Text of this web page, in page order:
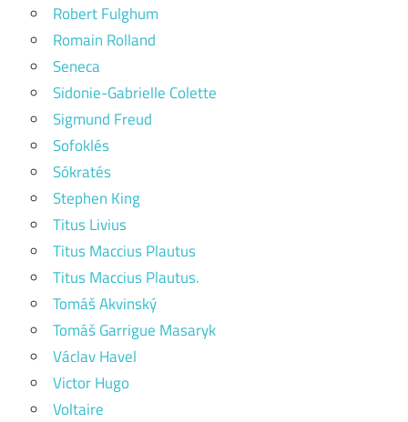
Robert Fulghum
Romain Rolland
Seneca
Sidonie-Gabrielle Colette
Sigmund Freud
Sofoklés
Sókratés
Stephen King
Titus Livius
Titus Maccius Plautus
Titus Maccius Plautus.
Tomáš Akvinský
Tomáš Garrigue Masaryk
Václav Havel
Victor Hugo
Voltaire